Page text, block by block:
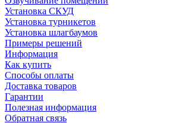
Установка СКУД
Установка турникетов
Установка шлагбаумов
Примеры решений
Информация
Как купить
Способы оплаты
Доставка товаров
Гарантии
Полезная информация
Обратная связь